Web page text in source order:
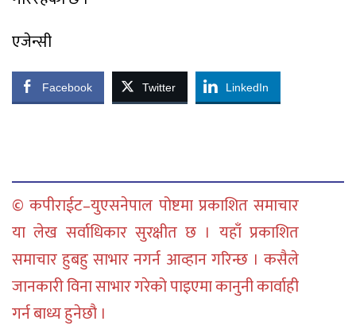
एजेन्सी
Facebook Twitter LinkedIn
© कपीराईट–युएसनेपाल पोष्टमा प्रकाशित समाचार
या लेख सर्वाधिकार सुरक्षीत छ । यहाँ प्रकाशित
समाचार हुबहु साभार नगर्न आव्हान गरिन्छ । कसैले
जानकारी विना साभार गरेको पाइएमा कानुनी कार्वाही
गर्न बाध्य हुनेछौ ।